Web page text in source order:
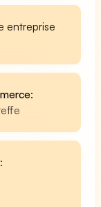
entreprise
:
: